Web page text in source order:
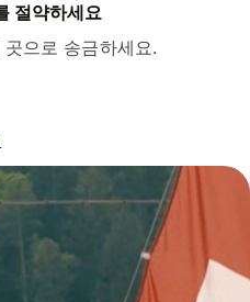
절약하세요
으로 송금하세요.